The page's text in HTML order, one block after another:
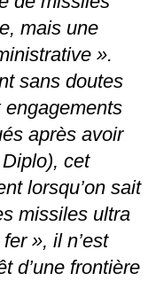
mais une
».
sans doutes
après avoir
cet
lorsqu’on sait
missiles ultra
», il n’est
d’une frontière